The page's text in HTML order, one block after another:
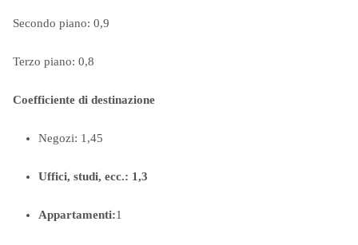
Secondo piano: 0,9
Terzo piano: 0,8
Coefficiente di destinazione
Negozi: 1,45
Uffici, studi, ecc.: 1,3
Appartamenti:1